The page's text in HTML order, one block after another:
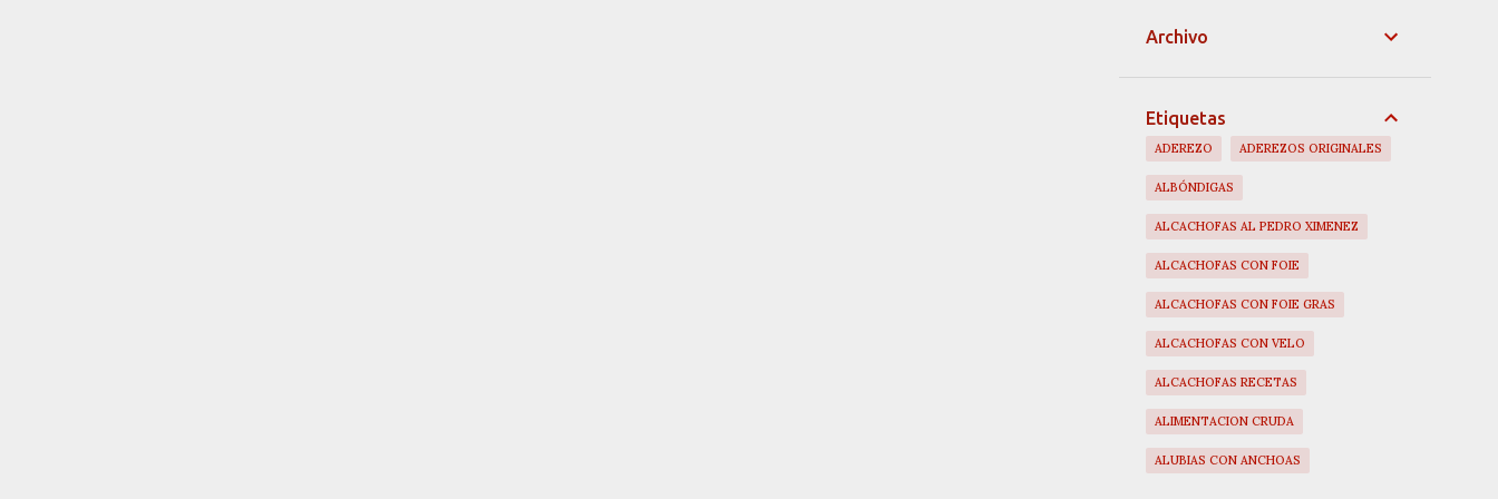
Archivo
Etiquetas
ADEREZO ADEREZOS ORIGINALES
ALBÓNDIGAS
ALCACHOFAS AL PEDRO XIMENEZ
ALCACHOFAS CON FOIE
ALCACHOFAS CON FOIE GRAS
ALCACHOFAS CON VELO
ALCACHOFAS RECETAS
ALIMENTACION CRUDA
ALUBIAS CON ANCHOAS